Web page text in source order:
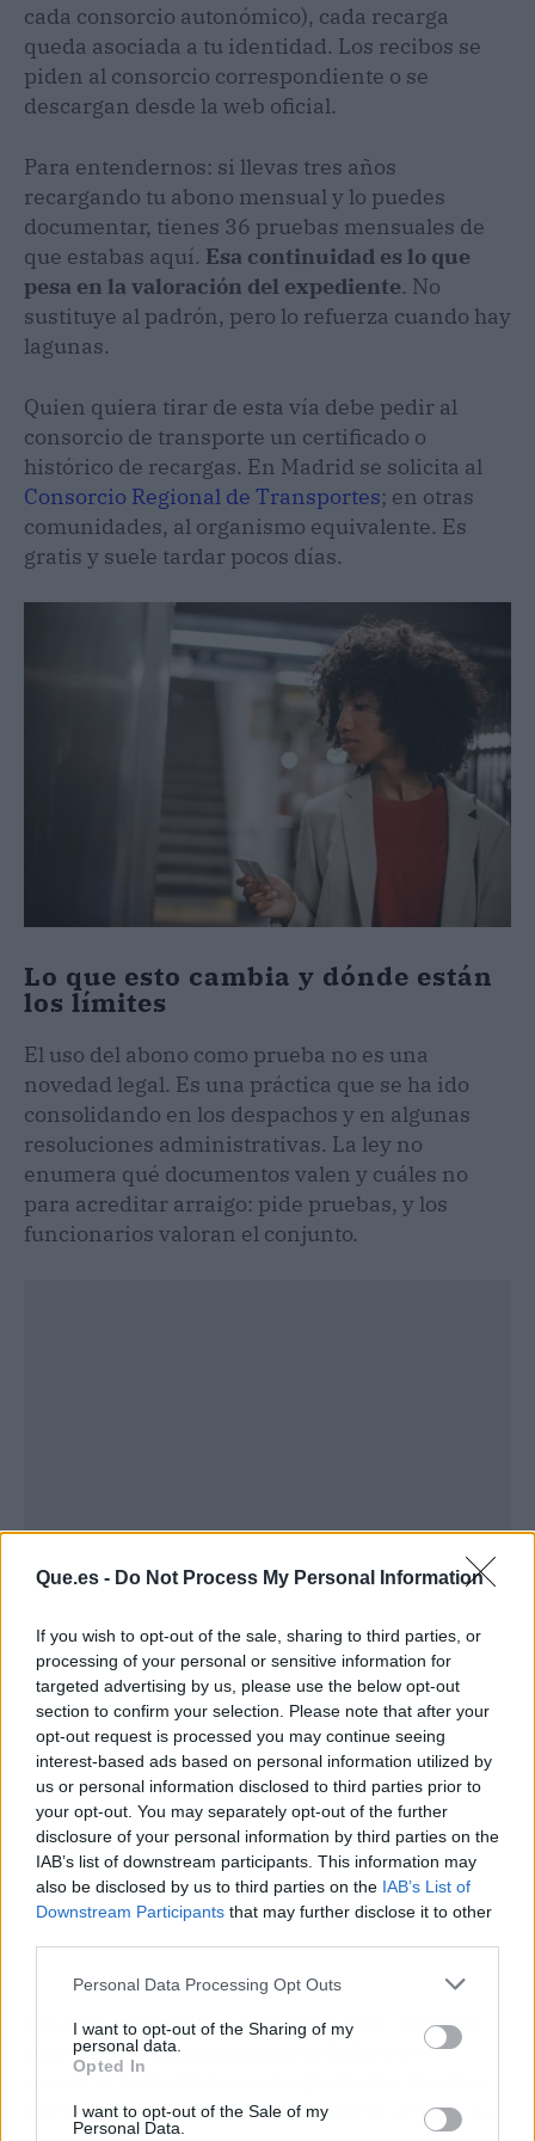
Que.es - Do Not Process My Personal Information
If you wish to opt-out of the sale, sharing to third parties, or
processing of your personal or sensitive information for
targeted advertising by us, please use the below opt-out
section to confirm your selection. Please note that after your
opt-out request is processed you may continue seeing
interest-based ads based on personal information utilized by
us or personal information disclosed to third parties prior to
your opt-out. You may separately opt-out of the further
disclosure of your personal information by third parties on the
IAB’s list of downstream participants. This information may
also be disclosed by us to third parties on the IAB’s List of
Downstream Participants that may further disclose it to other
Personal Data Processing Opt Outs
I want to opt-out of the Sharing of my
personal data.
Opted In
I want to opt-out of the Sale of my
Personal Data.
cada consorcio autonómico), cada recarga
queda asociada a tu identidad. Los recibos se
piden al consorcio correspondiente o se
descargan desde la web oficial.
Para entendernos: si llevas tres años
recargando tu abono mensual y lo puedes
documentar, tienes 36 pruebas mensuales de
que estabas aquí. Esa continuidad es lo que
pesa en la valoración del expediente. No
sustituye al padrón, pero lo refuerza cuando hay
lagunas.
Quien quiera tirar de esta vía debe pedir al
consorcio de transporte un certificado o
histórico de recargas. En Madrid se solicita al
Consorcio Regional de Transportes; en otras
comunidades, al organismo equivalente. Es
gratis y suele tardar pocos días.
Lo que esto cambia y dónde están
los límites
El uso del abono como prueba no es una
novedad legal. Es una práctica que se ha ido
consolidando en los despachos y en algunas
resoluciones administrativas. La ley no
enumera qué documentos valen y cuáles no
para acreditar arraigo: pide pruebas, y los
funcionarios valoran el conjunto.
Publicidad
Aquí está el detalle que cambia todo:
cuantas
más huellas administrativas dejes a tu
nombre, más sólido es el expediente
del banco, contratos de suministros, matrículas